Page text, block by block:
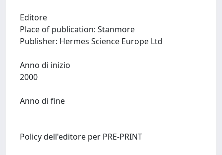
Editore
Place of publication: Stanmore
Anno di inizio
Anno di fine
Policy dell'editore per PRE-PRINT